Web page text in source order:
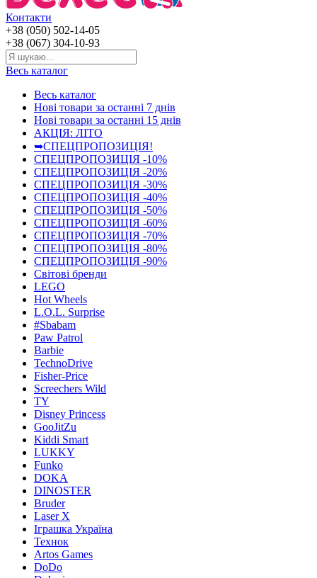
Контакти
+38 (050) 502-14-05
+38 (067) 304-10-93
Весь каталог
Весь каталог
Нові товари за останнi 7 днiв
Нові товари за останнi 15 днiв
АКЦІЯ: ЛІТО
➥СПЕЦПРОПОЗИЦІЯ!
СПЕЦПРОПОЗИЦІЯ -10%
СПЕЦПРОПОЗИЦІЯ -20%
СПЕЦПРОПОЗИЦІЯ -30%
СПЕЦПРОПОЗИЦІЯ -40%
СПЕЦПРОПОЗИЦІЯ -50%
СПЕЦПРОПОЗИЦІЯ -60%
СПЕЦПРОПОЗИЦІЯ -70%
СПЕЦПРОПОЗИЦІЯ -80%
СПЕЦПРОПОЗИЦІЯ -90%
Світові бренди
LEGO
Hot Wheels
L.O.L. Surprise
#Sbabam
Paw Patrol
Barbie
TechnoDrive
Fisher-Price
Screechers Wild
TY
Disney Princess
GooJitZu
Kiddi Smart
LUKKY
Funko
DOKA
DINOSTER
Bruder
Laser X
Іграшка Україна
Технок
Artos Games
DoDo